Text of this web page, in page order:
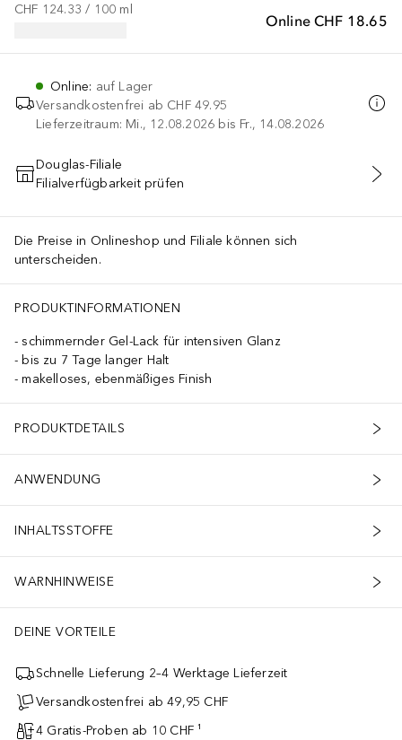
Online CHF 18.65
CHF 124.33 / 100 ml
Online: auf Lager
Versandkostenfrei ab CHF 49.95
Lieferzeitraum: Mi., 12.08.2026 bis Fr., 14.08.2026
IN DEN WARENKORB
Douglas-Filiale
Filialverfügbarkeit prüfen
Die Preise in Onlineshop und Filiale können sich
unterscheiden.
PRODUKTINFORMATIONEN
schimmernder Gel-Lack für intensiven Glanz
bis zu 7 Tage langer Halt
makelloses, ebenmäßiges Finish
PRODUKTDETAILS
ANWENDUNG
INHALTSSTOFFE
WARNHINWEISE
DEINE VORTEILE
Schnelle Lieferung 2–4 Werktage Lieferzeit
Versandkostenfrei ab 49,95 CHF
4 Gratis-Proben ab 10 CHF ¹